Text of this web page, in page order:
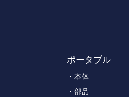
ポータブル
本体
部品